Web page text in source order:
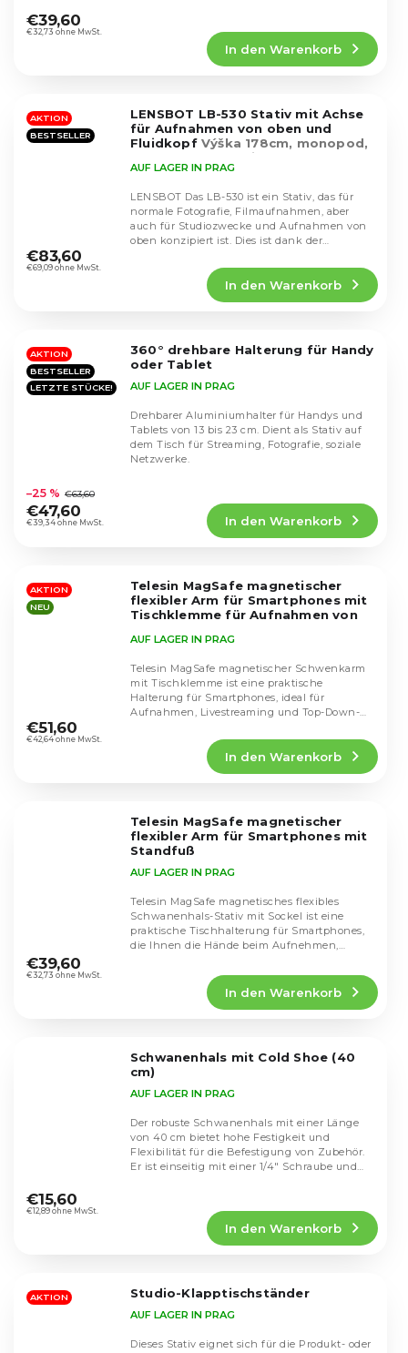
durchschnittliche
Produktbewertung
Sternen.
€32,73 ohne MwSt.
€39,60
In den Warenkorb
AKTION
BESTSELLER
LENSBOT LB-530 Stativ mit Achse
für Aufnahmen von oben und
Fluidkopf Výška 178cm, monopod,
focení ze shora, video hlava
durchschnittliche
Produktbewertung
Sternen.
AUF LAGER IN PRAG
€69,09 ohne MwSt.
€83,60
In den Warenkorb
LENSBOT Das LB-530 ist ein Stativ, das für
normale Fotografie, Filmaufnahmen, aber
auch für Studiozwecke und Aufnahmen von
oben konzipiert ist. Dies ist dank der
AKTION
BESTSELLER
LETZTE STÜCKE!
360° drehbare Halterung für Handy
oder Tablet
durchschnittliche
Produktbewertung
ist
Sternen.
AUF LAGER IN PRAG
€39,34 ohne MwSt.
–25 % €63,60
€47,60
In den Warenkorb
Drehbarer Aluminiumhalter für Handys und
Tablets von 13 bis 23 cm. Dient als Stativ auf
dem Tisch für Streaming, Fotografie, soziale
Netzwerke.
AKTION
NEU
Telesin MagSafe magnetischer
flexibler Arm für Smartphones mit
Tischklemme für Aufnahmen von
durchschnittliche
Produktbewertung
AUF LAGER IN PRAG
€42,64 ohne MwSt.
€51,60
In den Warenkorb
Telesin MagSafe magnetischer Schwenkarm
mit Tischklemme ist eine praktische
Halterung für Smartphones, ideal für
Aufnahmen, Livestreaming und Top-Down-
Telesin MagSafe magnetischer
flexibler Arm für Smartphones mit
Standfuß
durchschnittliche
Produktbewertung
AUF LAGER IN PRAG
€32,73 ohne MwSt.
€39,60
In den Warenkorb
Telesin MagSafe magnetisches flexibles
Schwanenhals-Stativ mit Sockel ist eine
praktische Tischhalterung für Smartphones,
die Ihnen die Hände beim Aufnehmen,
Schwanenhals mit Cold Shoe (40
cm)
durchschnittliche
Produktbewertung
Sternen.
AUF LAGER IN PRAG
€12,89 ohne MwSt.
€15,60
In den Warenkorb
Der robuste Schwanenhals mit einer Länge
von 40 cm bietet hohe Festigkeit und
Flexibilität für die Befestigung von Zubehör.
Er ist einseitig mit einer 1/4" Schraube und
AKTION Studio-Klapptischständer
AUF LAGER IN PRAG
Dieses Stativ eignet sich für die Produkt- oder